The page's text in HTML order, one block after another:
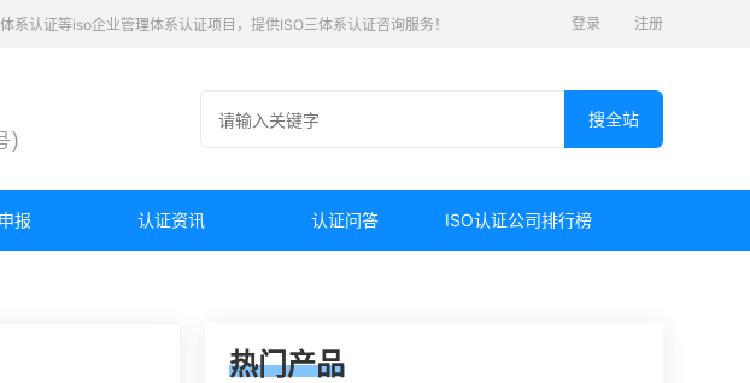
认证等iso企业管理体系认证项目，提供ISO三体系认证咨询服务！ 登录 注册
报 认证资讯 认证问答 ISO认证公司排行榜
热门产品